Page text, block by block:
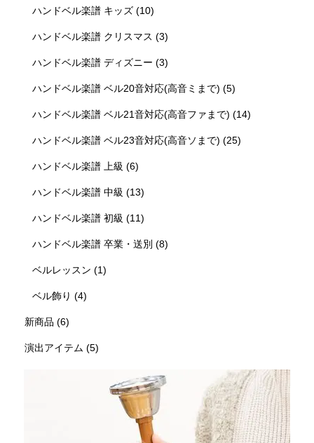
ハンドベル楽譜 キッズ(10)
ハンドベル楽譜 クリスマス (3)
ハンドベル楽譜 ディズニー (3)
ハンドベル楽譜 ベル20音対応(高音ミまで) (5)
ハンドベル楽譜 ベル21音対応(高音ファまで) (14)
ハンドベル楽譜 ベル23音対応(高音ソまで) (25)
ハンドベル楽譜 上級 (6)
ハンドベル楽譜 中級 (13)
ハンドベル楽譜 初級 (11)
ハンドベル楽譜 卒業・送別 (8)
ベルレッスン (1)
ベル飾り (4)
新商品 (6)
演出アイテム (5)